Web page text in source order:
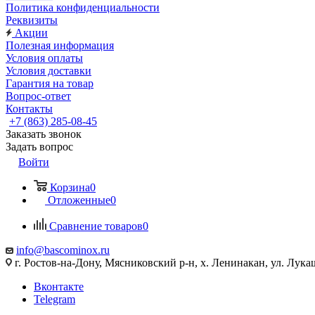
Политика конфиденциальности
Реквизиты
Акции
Полезная информация
Условия оплаты
Условия доставки
Гарантия на товар
Вопрос-ответ
Контакты
+7 (863) 285-08-45
Заказать звонок
Задать вопрос
Войти
Корзина0
Отложенные0
Сравнение товаров0
info@bascominox.ru
г. Ростов-на-Дону, Мясниковский р-н, х. Ленинакан, ул.
Вконтакте
Telegram